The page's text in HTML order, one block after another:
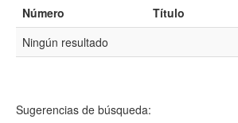
Título
Número
Título
Ningún resultado
Sugerencias de búsqueda: